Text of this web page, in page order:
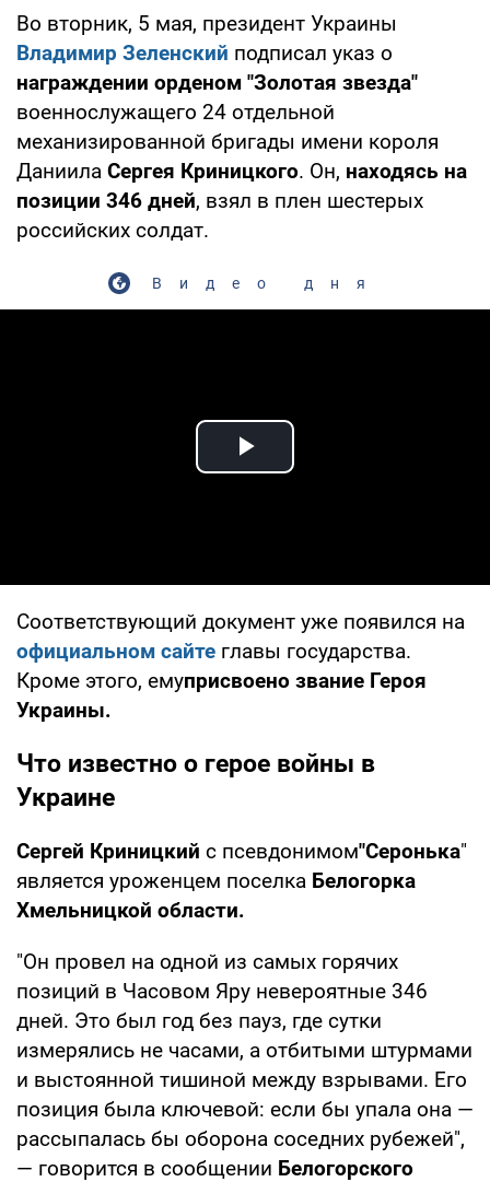
Во вторник, 5 мая, президент Украины
Владимир Зеленский подписал указ о
награждении орденом "Золотая звезда"
военнослужащего 24 отдельной
механизированной бригады имени короля
Даниила Сергея Криницкого. Он, находясь на
позиции 346 дней, взял в плен шестерых
российских солдат.
Видео дня
Play Video
Соответствующий документ уже появился на
официальном сайте главы государства.
Кроме этого, емуприсвоено звание Героя
Украины.
Что известно о герое войны в
Украине
Сергей Криницкий с псевдонимом"Серонька"
является уроженцем поселка Белогорка
Хмельницкой области.
"Он провел на одной из самых горячих
позиций в Часовом Яру невероятные 346
дней. Это был год без пауз, где сутки
измерялись не часами, а отбитыми штурмами
и выстоянной тишиной между взрывами. Его
позиция была ключевой: если бы упала она —
рассыпалась бы оборона соседних рубежей",
— говорится в сообщении Белогорского